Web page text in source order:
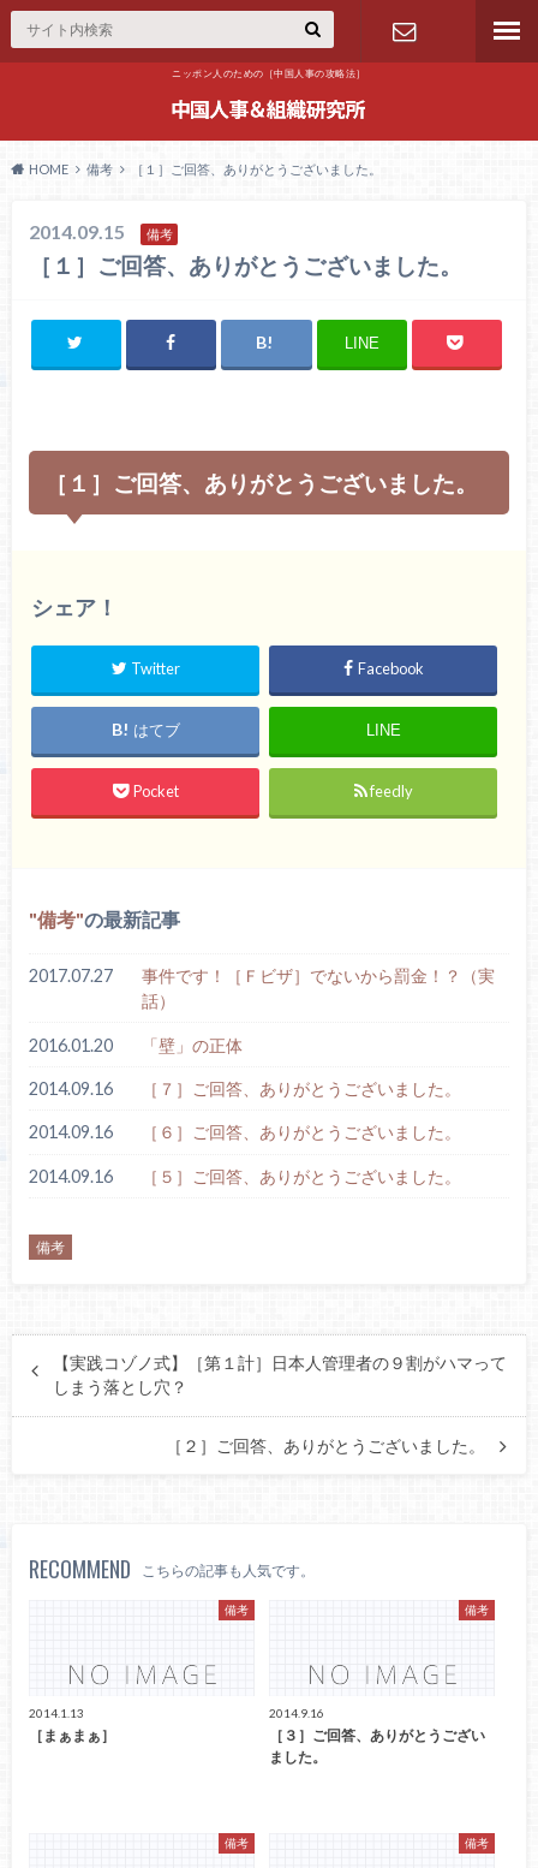
ニッポン人のための［中国人事の攻略法］
HOME 備考 ［１］ご回答、ありがとうございました。
2014.09.15 備考
［１］ご回答、ありがとうございました。
LINE
［１］ご回答、ありがとうございました。
シェア！
Twitter Facebook
はてブ LINE
Pocket feedly
備考 の最新記事
2017.07.27
事件です！［Ｆビザ］でないから罰金！？（実
話）
2016.01.20 「壁」の正体
2014.09.16 ［７］ご回答、ありがとうございました。
2014.09.16 ［６］ご回答、ありがとうございました。
2014.09.16 ［５］ご回答、ありがとうございました。
備考
【実践コゾノ式】［第１計］日本人管理者の９割がハマって
しまう落とし穴？
［２］ご回答、ありがとうございました。
RECOMMEND こちらの記事も人気です。
備考
2014.1.13
［まぁまぁ］
備考
2014.9.16
［３］ご回答、ありがとうござい
ました。
備考 備考